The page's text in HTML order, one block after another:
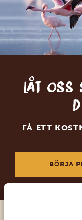
Låt
FÅ ETT
BÖRJA